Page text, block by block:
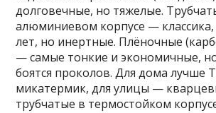
долговечные, но тяжелые.
алюминиевом корпусе — классика,
лет, но инертные. Плёночные
— самые тонкие и экономичные,
боятся проколов. Для дома лучше
микатермик, для улицы —
трубчатые в термостойком